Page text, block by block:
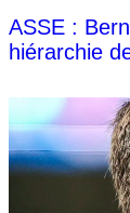
ASSE :
hiérarchie